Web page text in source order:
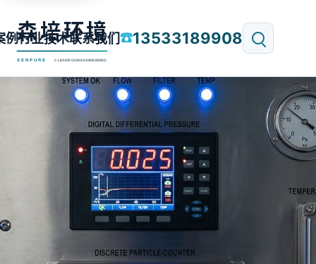
例行业技术联系我们☎13533189908